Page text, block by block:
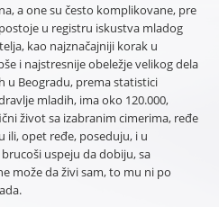
a one su često komplikovane, pre
u registru iskustva mladog
kao najznačajniji korak u
i najstresnije obeležje velikog dela
u Beogradu, prema statistici
mladih, ima oko 120.000,
život sa izabranim cimerima, ređe
ili, opet ređe, poseduju, i u
uspeju da dobiju, sa
može da živi sam, to mu ni po